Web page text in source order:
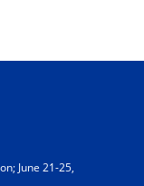
June 21-25,